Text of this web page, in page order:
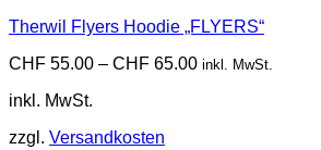
Therwil Flyers Hoodie „FLYERS“
CHF 55.00 – CHF 65.00 inkl. MwSt.
inkl. MwSt.
zzgl. Versandkosten